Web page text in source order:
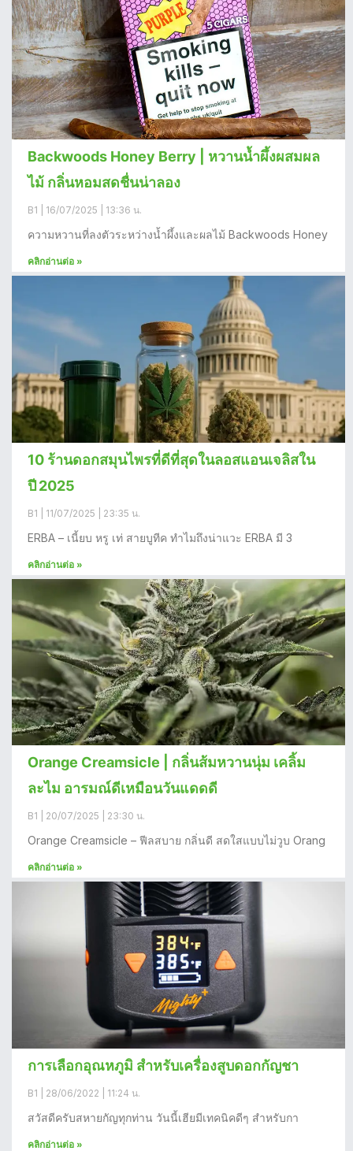
Backwoods Honey Berry | หวานน้ำผึ้งผสมผล
ไม้ กลิ่นหอมสดชื่นน่าลอง
B1 16/07/2025 13:36 น.
ความหวานที่ลงตัวระหว่างน้ำผึ้งและผลไม้ Backwoods Honey
คลิกอ่านต่อ »
10 ร้านดอกสมุนไพรที่ดีที่สุดในลอสแอนเจลิสใน
ปี 2025
B1 11/07/2025 23:35 น.
ERBA – เนี้ยบ หรู เท่ สายบูทีค ทำไมถึงน่าแวะ ERBA มี 3
คลิกอ่านต่อ »
Orange Creamsicle | กลิ่นส้มหวานนุ่ม เคลิ้ม
ละไม อารมณ์ดีเหมือนวันแดดดี
B1 20/07/2025 23:30 น.
Orange Creamsicle – ฟีลสบาย กลิ่นดี สดใสแบบไม่วูบ Orang
คลิกอ่านต่อ »
การเลือกอุณหภูมิ สำหรับเครื่องสูบดอกกัญชา
B1 28/06/2022 11:24 น.
สวัสดีครับสหายกัญทุกท่าน วันนี้เฮียมีเทคนิคดีๆ สำหรับกา
คลิกอ่านต่อ »